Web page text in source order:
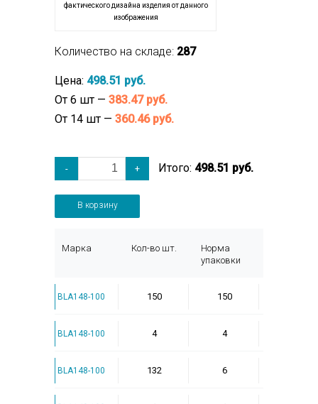
фактического дизайна изделия от данного
изображения
Количество на складе: 287
Цена: 498.51 руб.
От 6 шт — 383.47 руб.
От 14 шт — 360.46 руб.
- + Итого: 498.51 руб.
В корзину
Марка Кол-во шт.
Норма
упаковки
BLA148-100 150 150
BLA148-100 4 4
BLA148-100 132 6